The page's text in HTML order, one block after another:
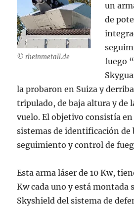
© rheinmetall.de
un
de
fuego
la probaron en Suiza y
tripulado, de baja altura y de
vuelo. El objetivo consistía
sistemas de identificación de
seguimiento y control de
Esta arma láser de 10 Kw,
Kw cada uno y está montada
Skyshield del sistema de